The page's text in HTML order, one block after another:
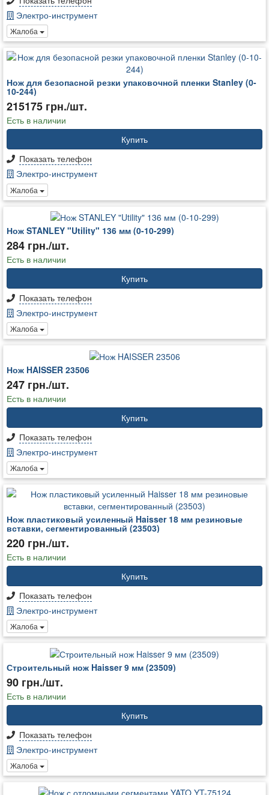
Электро-инструмент
Жалоба
Нож для безопасной резки упаковочной пленки Stanley (0-
10-244)
215175 грн./шт.
Есть в наличии
Купить
Показать телефон
Электро-инструмент
Жалоба
Нож STANLEY "Utility" 136 мм (0-10-299)
284 грн./шт.
Есть в наличии
Купить
Показать телефон
Электро-инструмент
Жалоба
Нож HAISSER 23506
247 грн./шт.
Есть в наличии
Купить
Показать телефон
Электро-инструмент
Жалоба
Нож пластиковый усиленный Haisser 18 мм резиновые
вставки, сегментированный (23503)
220 грн./шт.
Есть в наличии
Купить
Показать телефон
Электро-инструмент
Жалоба
Строительный нож Haisser 9 мм (23509)
90 грн./шт.
Есть в наличии
Купить
Показать телефон
Электро-инструмент
Жалоба